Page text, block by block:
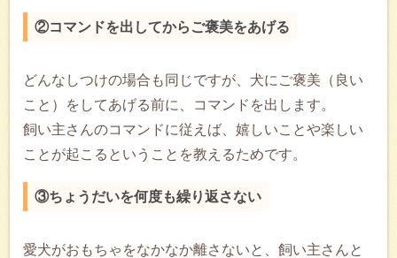
②コマンドを出してからご褒美をあげる
どんなしつけの場合も同じですが、犬にご褒美（良い
こと）をしてあげる前に、コマンドを出します。
飼い主さんのコマンドに従えば、嬉しいことや楽しい
ことが起こるということを教えるためです。
③ちょうだいを何度も繰り返さない
愛犬がおもちゃをなかなか離さないと、飼い主さんと